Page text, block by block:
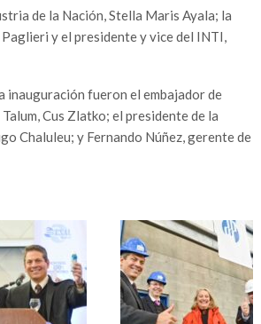
de la Nación, Stella Maris Ayala; la
y el presidente y vice del INTI,
inauguración fueron el embajador de
Cus Zlatko; el presidente de la
Chaluleu; y Fernando Núñez, gerente de